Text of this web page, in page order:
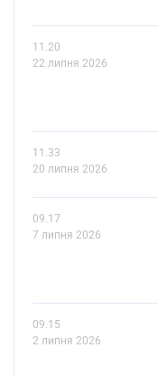
11.20
22 липня 2026
11.33
20 липня 2026
09.17
7 липня 2026
09.15
2 липня 2026